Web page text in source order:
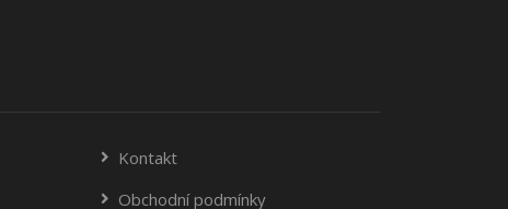
Kontakt
Obchodní podmínky